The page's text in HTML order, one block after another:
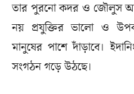
তার পুরনো কদর ও জৌলুস
নয় প্রযুক্তির ভালো ও
মানুষের পাশে দাঁড়াবে।
সংগঠন গড়ে উঠছে।